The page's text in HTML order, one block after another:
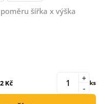
šířka x výška
Kč -
+ ks